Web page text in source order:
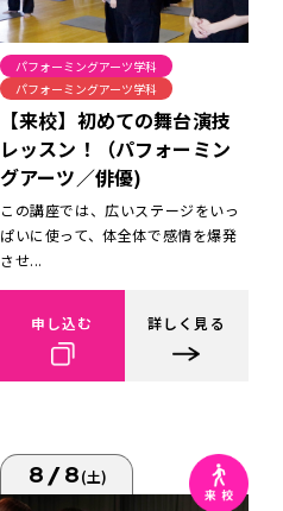
パフォーミングアーツ学科
パフォーミングアーツ学科
【来校】初めての舞台演技
レッスン！（パフォーミン
グアーツ／俳優)
この講座では、広いステージをいっ
ぱいに使って、体全体で感情を爆発
させ...
申し込む 詳しく見る
8/8(土)